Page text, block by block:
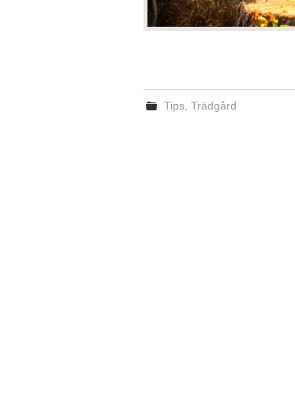
Tips ,Trädgård